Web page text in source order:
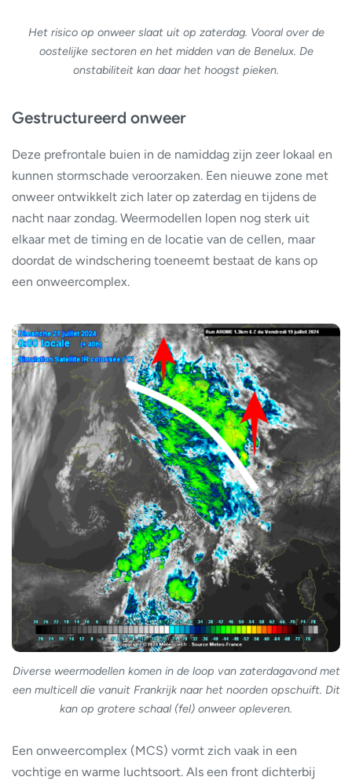
Het risico op onweer slaat uit op zaterdag. Vooral over de
oostelijke sectoren en het midden van de Benelux. De
onstabiliteit kan daar het hoogst pieken.
Gestructureerd onweer
Deze prefrontale buien in de namiddag zijn zeer lokaal en
kunnen stormschade veroorzaken. Een nieuwe zone met
onweer ontwikkelt zich later op zaterdag en tijdens de
nacht naar zondag. Weermodellen lopen nog sterk uit
elkaar met de timing en de locatie van de cellen, maar
doordat de windschering toeneemt bestaat de kans op
een onweercomplex.
Diverse weermodellen komen in de loop van zaterdagavond met
een multicell die vanuit Frankrijk naar het noorden opschuift. Dit
kan op grotere schaal (fel) onweer opleveren.
Een onweercomplex (MCS) vormt zich vaak in een
vochtige en warme luchtsoort. Als een front dichterbij